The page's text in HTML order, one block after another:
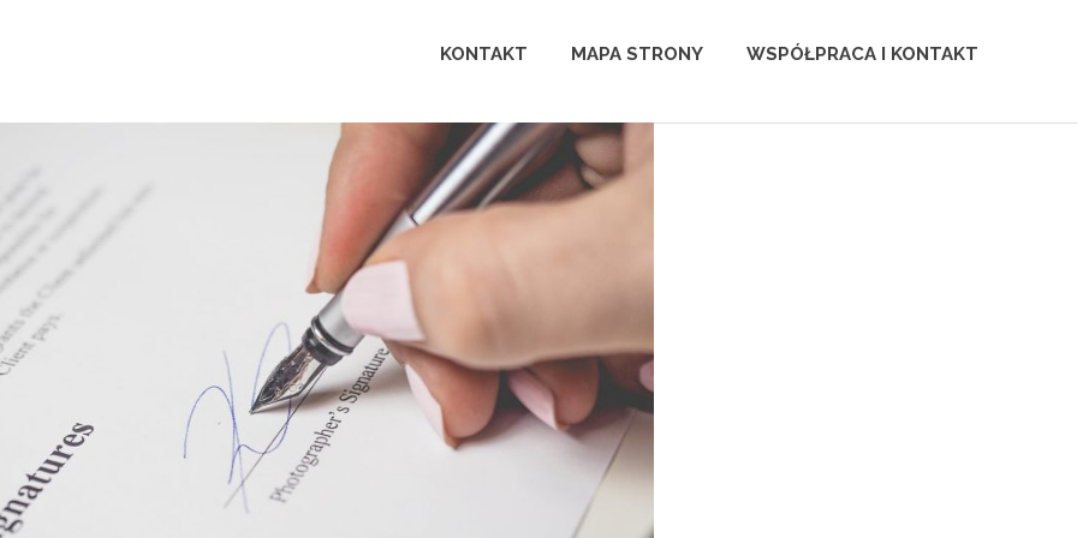
perfecta
KONTAKT MAPA STRONY WSPÓŁPRACA I KONTAKT